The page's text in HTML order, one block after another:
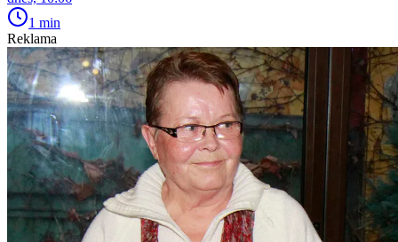
1 min
Reklama